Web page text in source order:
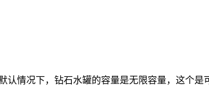
认情况下，钻石水罐的容量是无限容量，这个